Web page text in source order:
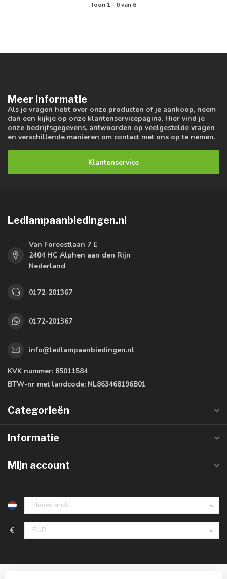
Toon 1- 6van 6
Meer informatie
Als je vragen hebt over onze producten of je aankoop, neem
dan een kijkje op onze klantenservicepagina. Hier vind je
onze bedrijfsgegevens, antwoorden op veelgestelde vragen
en verschillende manieren om contact met ons op te nemen.
Klantenservice
Ledlampaanbiedingen.nl
Van Foreestlaan 7 E
2404 HC Alphen aan den Rijn
Nederland
0172-201367
0172-201367
info@ledlampaanbiedingen.nl
KVK nummer: 85011584
BTW-nr met landcode: NL863468196B01
Categorieën
Informatie
Mijn account
€